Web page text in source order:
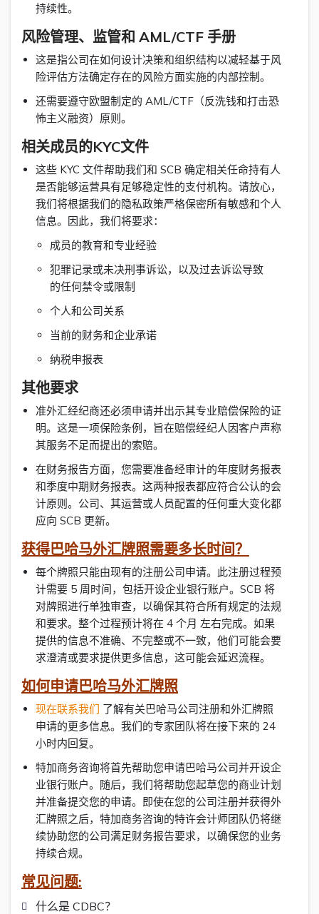
持续性。
风险管理、监管和 AML/CTF 手册
这是指公司在如何设计决策和组织结构以减轻基于风
险评估方法确定存在的风险方面实施的内部控制。
还需要遵守欧盟制定的 AML/CTF（反洗钱和打击恐
怖主义融资）原则。
相关成员的KYC文件
这些 KYC 文件帮助我们和 SCB 确定相关任命持有人
是否能够运营具有足够稳定性的支付机构。请放心，
我们将根据我们的隐私政策严格保密所有敏感和个人
信息。因此，我们将要求：
成员的教育和专业经验
犯罪记录或未决刑事诉讼，以及过去诉讼导致
的任何禁令或限制
个人和公司关系
当前的财务和企业承诺
纳税申报表
其他要求
准外汇经纪商还必须申请并出示其专业赔偿保险的证
明。这是一项保险条例，旨在赔偿经纪人因客户声称
其服务不足而提出的索赔。
在财务报告方面，您需要准备经审计的年度财务报表
和季度中期财务报表。这两种报表都应符合公认的会
计原则。公司、其运营或人员配置的任何重大变化都
应向 SCB 更新。
获得巴哈马外汇牌照需要多长时间？
每个牌照只能由现有的注册公司申请。此注册过程预
计需要 5 周时间，包括开设企业银行账户。SCB 将
对牌照进行单独审查，以确保其符合所有规定的法规
和要求。整个过程预计将在 4 个月 左右完成。如果
提供的信息不准确、不完整或不一致，他们可能会要
求澄清或要求提供更多信息，这可能会延迟流程。
如何申请巴哈马外汇牌照
现在联系我们 了解有关巴哈马公司注册和外汇牌照
申请的更多信息。我们的专家团队将在接下来的 24
小时内回复。
特加商务咨询将首先帮助您申请巴哈马公司并开设企
业银行账户。随后，我们将帮助您起草您的商业计划
并准备提交您的申请。即使在您的公司注册并获得外
汇牌照之后，特加商务咨询的特许会计师团队仍将继
续协助您的公司满足财务报告要求，以确保您的业务
持续合规。
常见问题:
什么是 CDBC？